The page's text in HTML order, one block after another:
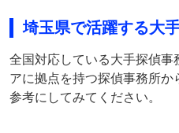
埼玉県で活躍する大
全国対応している大手探偵事
アに拠点を持つ探偵事務所
参考にしてみてください。